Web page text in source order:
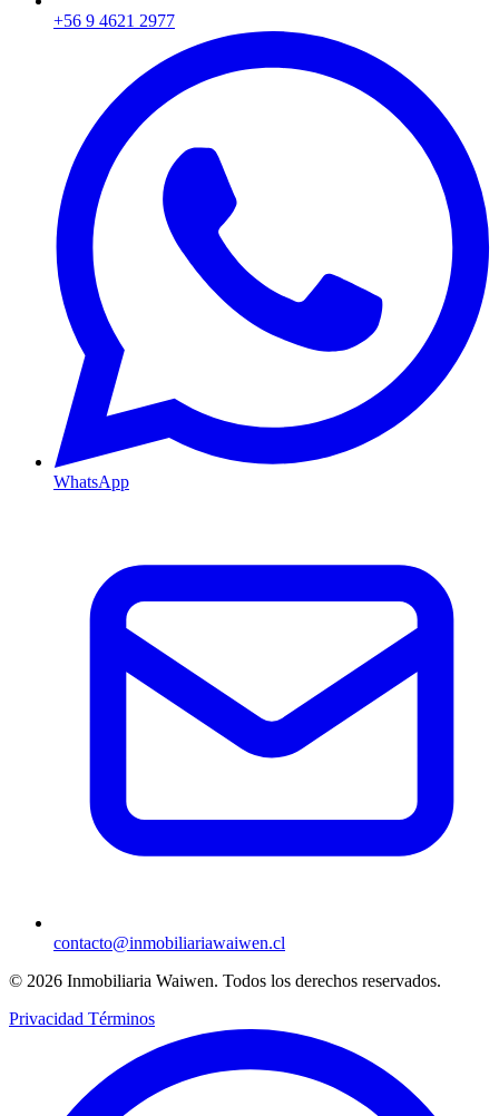
+56 9 4621 2977
WhatsApp
contacto@inmobiliariawaiwen.cl
© 2026 Inmobiliaria Waiwen. Todos los derechos reservados.
Privacidad Términos